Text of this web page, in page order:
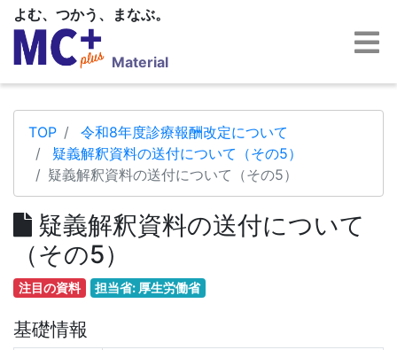
よむ、つかう、まなぶ。
Material
TOP
令和8年度診療報酬改定について
疑義解釈資料の送付について（その5）
疑義解釈資料の送付について（その5）
疑義解釈資料の送付について
（その5）
注目の資料 担当省: 厚生労働省
基礎情報